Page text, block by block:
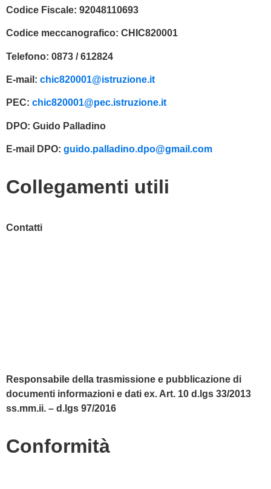
Codice Fiscale: 92048110693
Codice meccanografico: CHIC820001
Telefono: 0873 / 612824
E-mail: chic820001@istruzione.it
PEC: chic820001@pec.istruzione.it
DPO: Guido Palladino
E-mail DPO: guido.palladino.dpo@gmail.com
Collegamenti utili
Contatti
Responsabile della trasmissione e pubblicazione di
documenti informazioni e dati ex. Art. 10 d.lgs 33/2013
ss.mm.ii. – d.lgs 97/2016
Conformità